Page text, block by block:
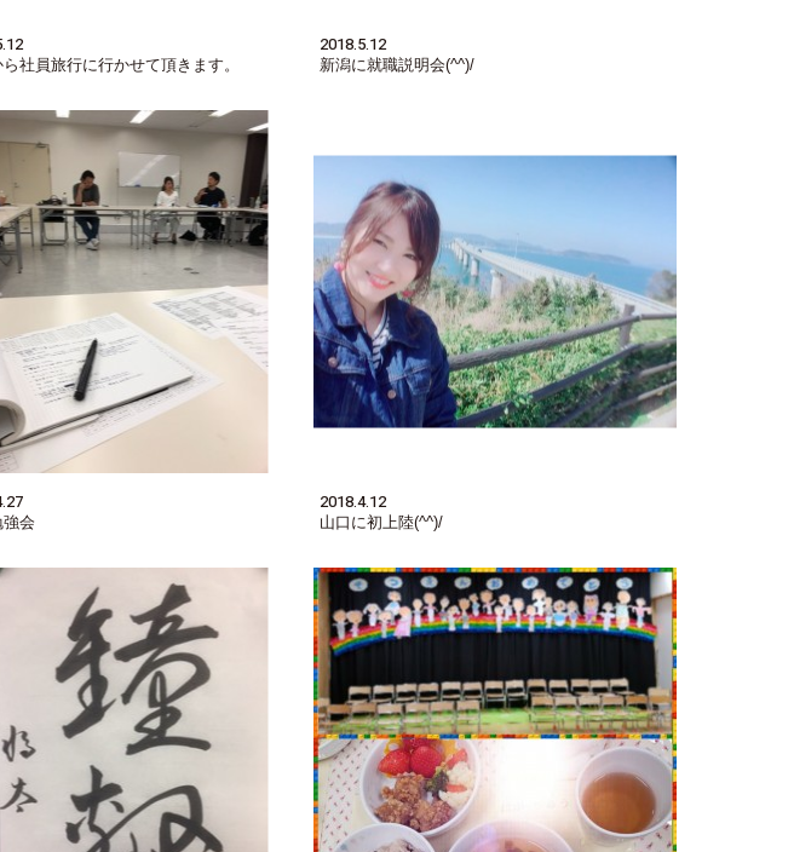
社員旅行に行かせて頂きます。
2018.5.12
新潟に就職説明会(^^)/
会
2018.4.12
山口に初上陸(^^)/